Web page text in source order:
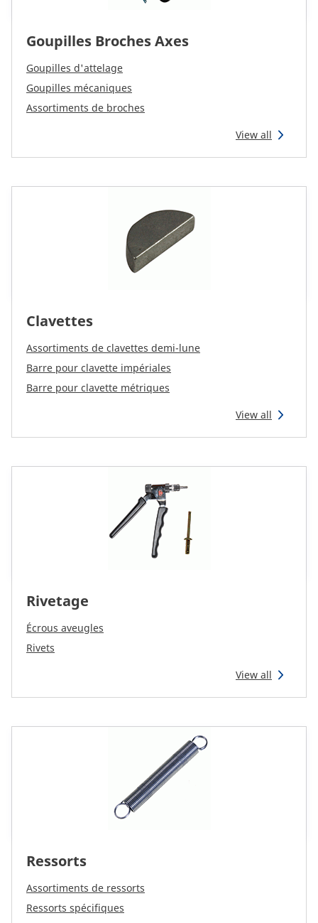
Goupilles Broches Axes
Goupilles d'attelage
Goupilles mécaniques
Assortiments de broches
View all
Clavettes
Assortiments de clavettes demi-lune
Barre pour clavette impériales
Barre pour clavette métriques
View all
Rivetage
Écrous aveugles
Rivets
View all
Ressorts
Assortiments de ressorts
Ressorts spécifiques